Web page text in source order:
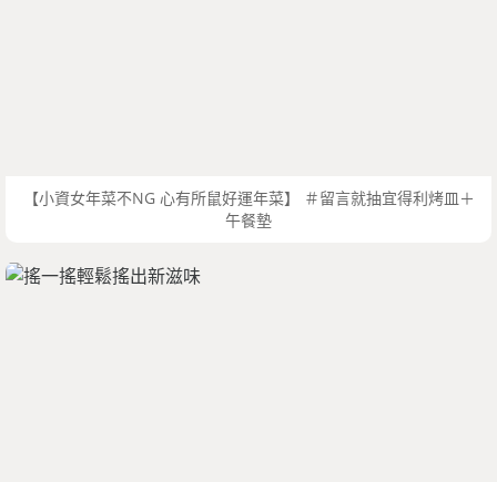
【小資女年菜不NG 心有所鼠好運年菜】 ＃留言就抽宜得利烤皿＋
午餐墊